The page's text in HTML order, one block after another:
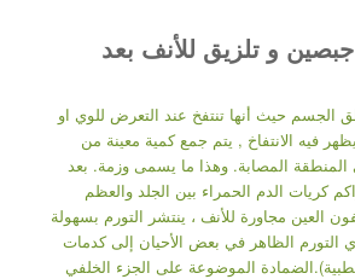
و تلزيق للأنف بعد
الجسم حيث أنها تنتفخ عند التعرض للوي او
فيه الانتفاخ , يتم جمع كمية معينة من
المنطقة المصابة. وهذا ما يسمى وزمة. بعد
كريات الدم الحمراء بين الجلد والعظم
العين مجاورة للأنف ، ينتشر التورم بسهولة
التورم الظاهر في بعض الأحيان إلى كدمات
الموضوعة على الجزء الخلفي